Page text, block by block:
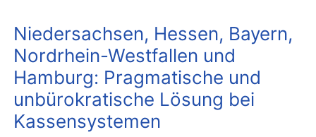
Niedersachsen, Hessen, Bayern,
Nordrhein-Westfallen und
Hamburg: Pragmatische und
unbürokratische Lösung bei
Kassensystemen